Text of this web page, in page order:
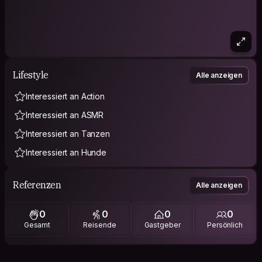
Lifestyle Alle anzeigen
Interessiert an Action
Interessiert an ASMR
Interessiert an Tanzen
Interessiert an Hunde
Referenzen Alle anzeigen
0
Gesamt
0
Reisende
0
Gastgeber
0
Persönlich